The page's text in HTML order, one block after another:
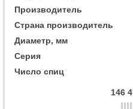
Производитель
Страна производитель
Диаметр, мм
Серия
Число спиц
146